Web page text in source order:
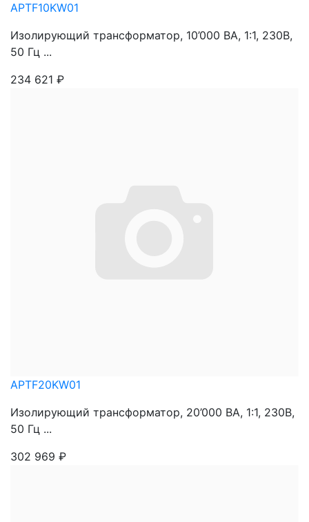
APTF10KW01
Изолирующий трансформатор, 10’000 ВА, 1:1, 230В,
50 Гц ...
234 621 ₽
APTF20KW01
Изолирующий трансформатор, 20’000 ВА, 1:1, 230В,
50 Гц ...
302 969 ₽